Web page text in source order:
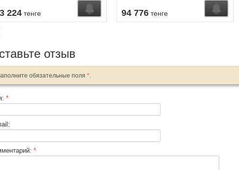
224 тенге 94 776тенге
Купить Купить
отзыв
обязательные поля *.
*
*